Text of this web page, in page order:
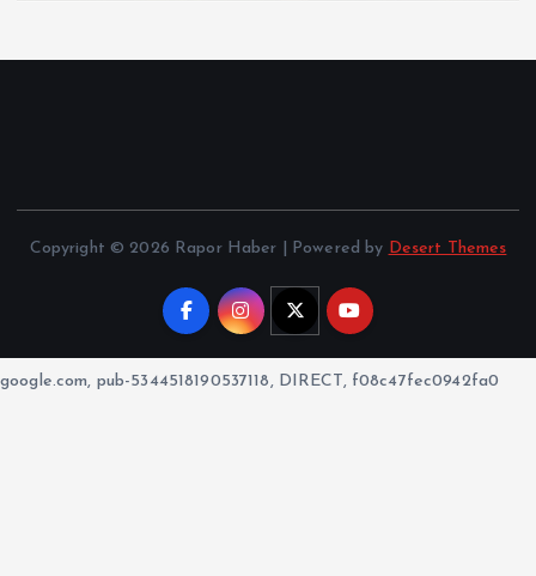
Copyright © 2026 Rapor Haber | Powered by Desert Themes
google.com, pub-5344518190537118, DIRECT, f08c47fec0942fa0